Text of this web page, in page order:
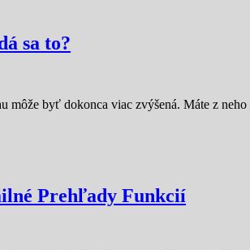
sa to?
môže byť dokonca viac zvýšená. Máte z
Prehľady Funkcií